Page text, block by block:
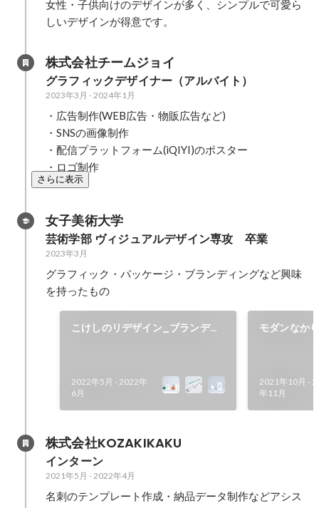
女性・子供向けのデザインが多く、シンプルで可愛ら
しいデザインが得意です。
株式会社チームジョイ
グラフィックデザイナー（アルバイト）
2023年3月 -2024年1月
・広告制作(WEB広告・物販広告など)
・SNSの画像制作
・配信プラットフォーム(iQIYI)のポスター
・ロゴ制作
さらに表示
女子美術大学
芸術学部 ヴィジュアルデザイン専攻　卒業
2023年3月
グラフィック・パッケージ・ブランディングなど興味
を持ったもの
こけしのリデザイン_ブランディ
2022年5月 -2022年
6月
モダンなか
2021年10月 -
年11月
株式会社KOZAKIKAKU
インターン
2021年5月 -2022年4月
名刺のテンプレート作成・納品データ制作などアシス